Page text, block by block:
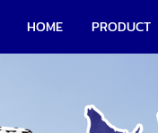
HOME PRODUCT